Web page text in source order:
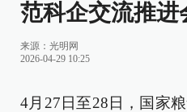
范科企交流推进
来源： 光明网
2026-04-29 10:25
4月27日至28日，国家